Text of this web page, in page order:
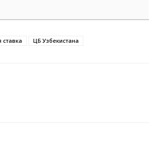
ставка ЦБ Узбекистана